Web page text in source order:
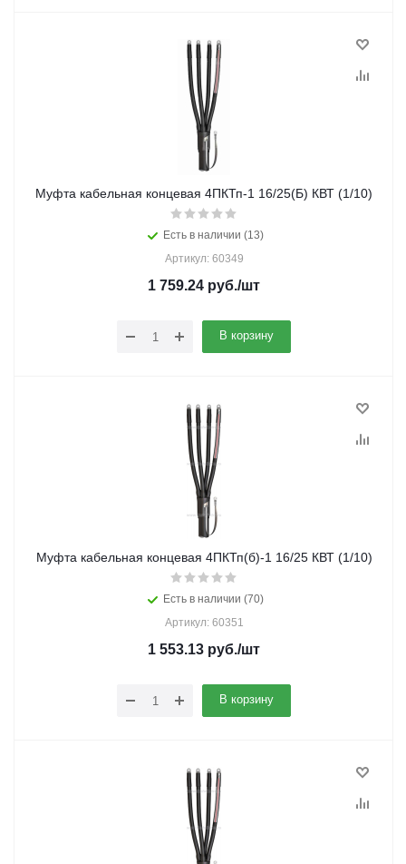
Муфта кабельная концевая 4ПКТп-1 16/25(Б) КВТ (1/10)
Есть в наличии (13)
Артикул: 60349
1 759.24 руб./шт
В корзину
Муфта кабельная концевая 4ПКТп(б)-1 16/25 КВТ (1/10)
Есть в наличии (70)
Артикул: 60351
1 553.13 руб./шт
В корзину